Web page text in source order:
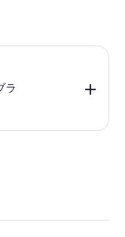
ラ